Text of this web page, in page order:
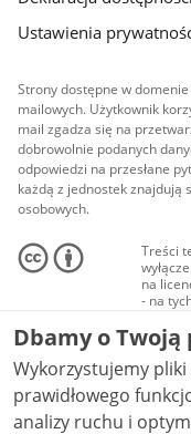
Ustawienia
Strony dostępne w
mailowych. Użytkownik
mail zgadza się na
dobrowolnie podanych
odpowiedzi na przesłane
każdą z jednostek znajdują
osobowych.
Treści
na
- na
audio i
NC-ND
Dbamy o
Wykorzystujemy
prawidłowego
analizy ruchu i